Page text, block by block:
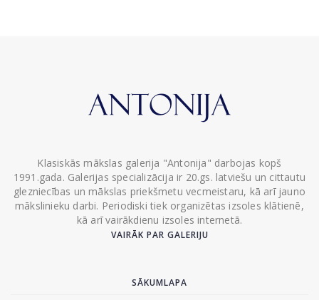
Klasiskās mākslas galerija "Antonija" darbojas kopš
1991.gada. Galerijas specializācija ir 20.gs. latviešu un cittautu
glezniecības un mākslas priekšmetu vecmeistaru, kā arī jauno
mākslinieku darbi. Periodiski tiek organizētas izsoles klātienē,
kā arī vairākdienu izsoles internetā.
VAIRĀK PAR GALERIJU
SĀKUMLAPA